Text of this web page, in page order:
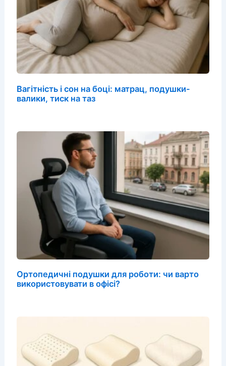
Вагітність і сон на боці: матрац, подушки-
валики, тиск на таз
Ортопедичні подушки для роботи: чи варто
використовувати в офісі?